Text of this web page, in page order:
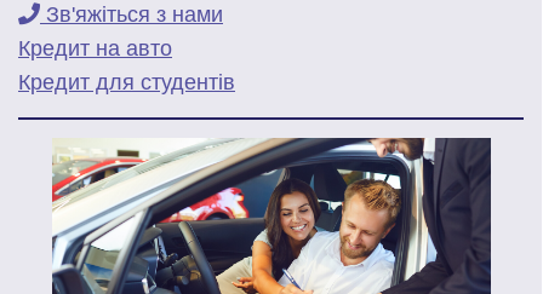
Зв'яжіться з нами
Кредит на авто
Кредит для студентів